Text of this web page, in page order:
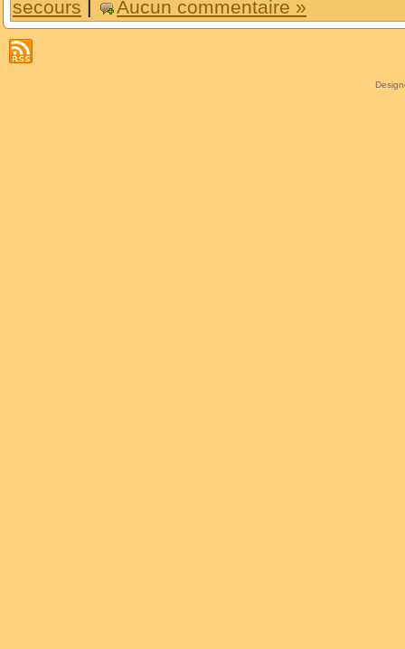
secours Aucun commentaire »